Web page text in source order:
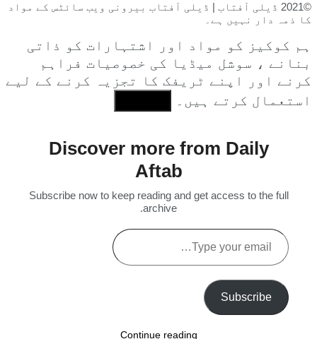
©2021 ڈیلی آفتاب | ڈیلی آفتاب بیرونی ویب سائٹس کے مواد
کا ذمہ دار نہیں ہے۔
ہم کوکیز کو مواد اور اشتہارات کو ذاتی
بنانے ، سوشل میڈیا کی خصوصیات فراہم
کرنے اور اپنے ٹریفک کا تجزیہ کرنے کے لیے
استعمال کرتے ہیں۔
Discover more from Daily
Aftab
Subscribe now to keep reading and get access to the full
archive.
Type
your
Subscribe
Continue reading